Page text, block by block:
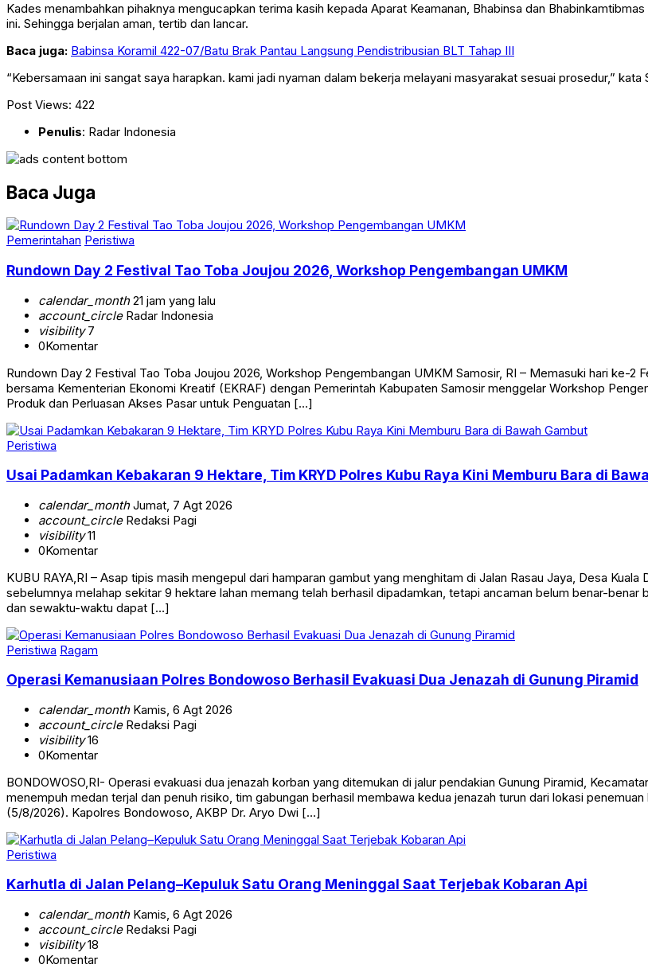
Kades menambahkan pihaknya mengucapkan terima kasih kepada Aparat Keamanan, Bhabinsa dan
ini. Sehingga berjalan aman, tertib dan lancar.
Baca juga: Babinsa Koramil 422-07/Batu Brak Pantau Langsung Pendistribusian BLT Tahap III
“Kebersamaan ini sangat saya harapkan. kami jadi nyaman dalam bekerja melayani masyarakat sesuai prosedur,”
Post Views: 422
Penulis: Radar Indonesia
Baca Juga
Pemerintahan Peristiwa
Rundown Day 2 Festival Tao Toba Joujou 2026, Workshop Pengembangan UMKM
calendar_month21 jam yang lalu
account_circleRadar Indonesia
visibility7
0Komentar
Rundown Day 2 Festival Tao Toba Joujou 2026, Workshop Pengembangan UMKM Samosir, RI – Memasuki hari ke-2
bersama Kementerian Ekonomi Kreatif (EKRAF) dengan Pemerintah Kabupaten Samosir menggelar Workshop
Produk dan Perluasan Akses Pasar untuk Penguatan […]
Peristiwa
Usai Padamkan Kebakaran 9 Hektare, Tim KRYD Polres Kubu Raya Kini Memburu Bara di
calendar_monthJumat, 7 Agt 2026
account_circleRedaksi Pagi
visibility11
0Komentar
KUBU RAYA,RI – Asap tipis masih mengepul dari hamparan gambut yang menghitam di Jalan Rasau Jaya, Desa
sebelumnya melahap sekitar 9 hektare lahan memang telah berhasil dipadamkan, tetapi ancaman belum benar-
dan sewaktu-waktu dapat […]
Peristiwa Ragam
Operasi Kemanusiaan Polres Bondowoso Berhasil Evakuasi Dua Jenazah di Gunung Piramid
calendar_monthKamis, 6 Agt 2026
account_circleRedaksi Pagi
visibility16
0Komentar
BONDOWOSO,RI- Operasi evakuasi dua jenazah korban yang ditemukan di jalur pendakian Gunung Piramid,
menempuh medan terjal dan penuh risiko, tim gabungan berhasil membawa kedua jenazah turun dari lokasi
(5/8/2026). Kapolres Bondowoso, AKBP Dr. Aryo Dwi […]
Peristiwa
Karhutla di Jalan Pelang–Kepuluk Satu Orang Meninggal Saat Terjebak Kobaran Api
calendar_monthKamis, 6 Agt 2026
account_circleRedaksi Pagi
visibility18
0Komentar